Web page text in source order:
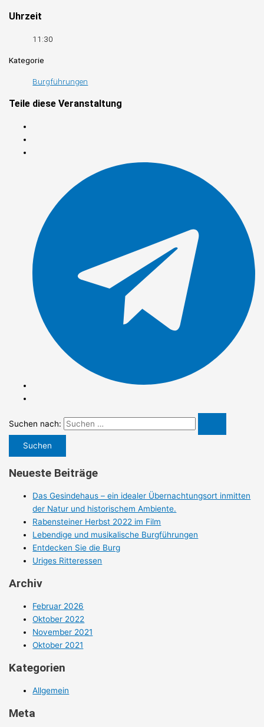
Uhrzeit
11:30
Kategorie
Burgführungen
Teile diese Veranstaltung
Suchen nach:
Neueste Beiträge
Das Gesindehaus – ein idealer Übernachtungsort inmitten
der Natur und historischem Ambiente.
Rabensteiner Herbst 2022 im Film
Lebendige und musikalische Burgführungen
Entdecken Sie die Burg
Uriges Ritteressen
Archiv
Februar 2026
Oktober 2022
November 2021
Oktober 2021
Kategorien
Allgemein
Meta